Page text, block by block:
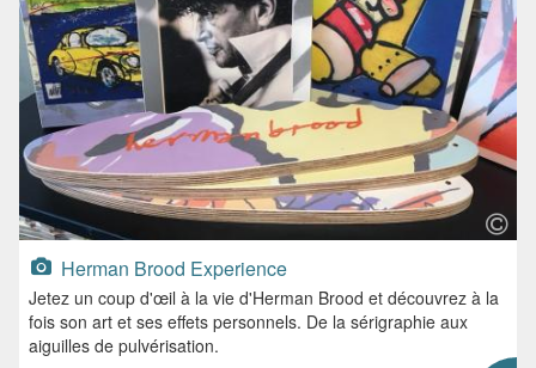
Herman Brood Experience
Jetez un coup d'œil à la vie d'Herman Brood et découvrez à la
fois son art et ses effets personnels. De la sérigraphie aux
aiguilles de pulvérisation.